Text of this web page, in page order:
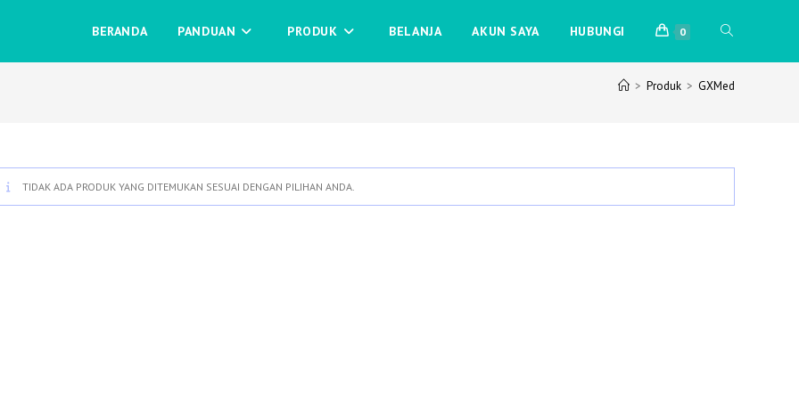
BERANDA PANDUAN PRODUK BELANJA AKUN SAYA HUBUNGI 0 TOGGLE
WEBSITE
> Produk > GXMed
TIDAK ADA PRODUK YANG DITEMUKAN SESUAI DENGAN PILIHAN ANDA.